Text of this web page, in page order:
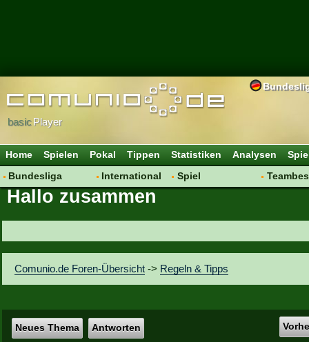
basicPlayer
Home Spielen Pokal Tippen Statistiken Analysen
Bundesliga
Hot News
Vereinsdiskussion
Vereinsfragen
International
Vereine
Spiel
Hallo zusammen
Comunio.de Foren-Übersicht -> Regeln & Tipps
Neues Thema Antworten